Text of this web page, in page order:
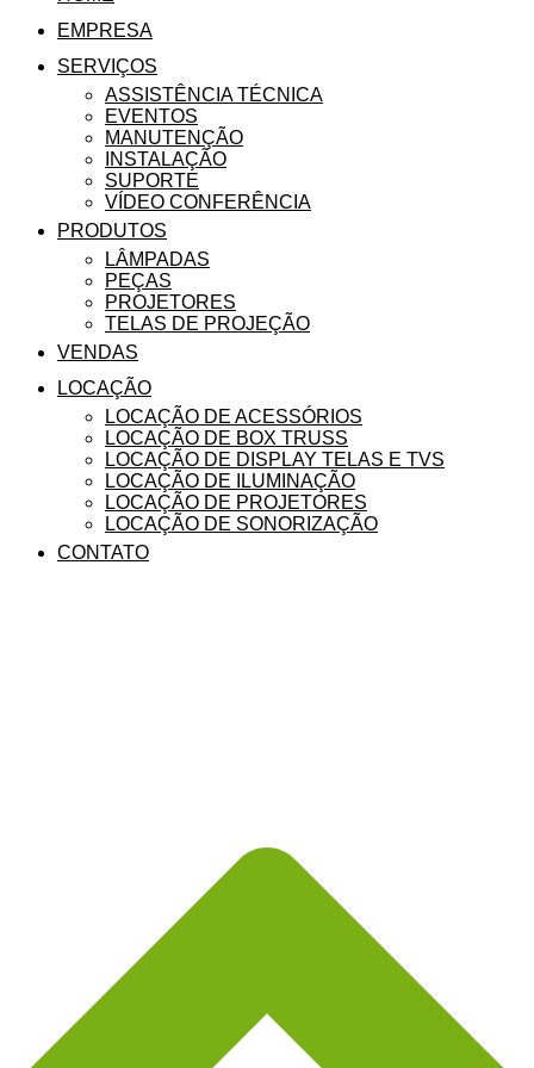
EMPRESA
SERVIÇOS
ASSISTÊNCIA TÉCNICA
EVENTOS
MANUTENÇÃO
INSTALAÇÃO
SUPORTE
VÍDEO CONFERÊNCIA
PRODUTOS
LÂMPADAS
PEÇAS
PROJETORES
TELAS DE PROJEÇÃO
VENDAS
LOCAÇÃO
LOCAÇÃO DE ACESSÓRIOS
LOCAÇÃO DE BOX TRUSS
LOCAÇÃO DE DISPLAY TELAS E TVS
LOCAÇÃO DE ILUMINAÇÃO
LOCAÇÃO DE PROJETORES
LOCAÇÃO DE SONORIZAÇÃO
CONTATO